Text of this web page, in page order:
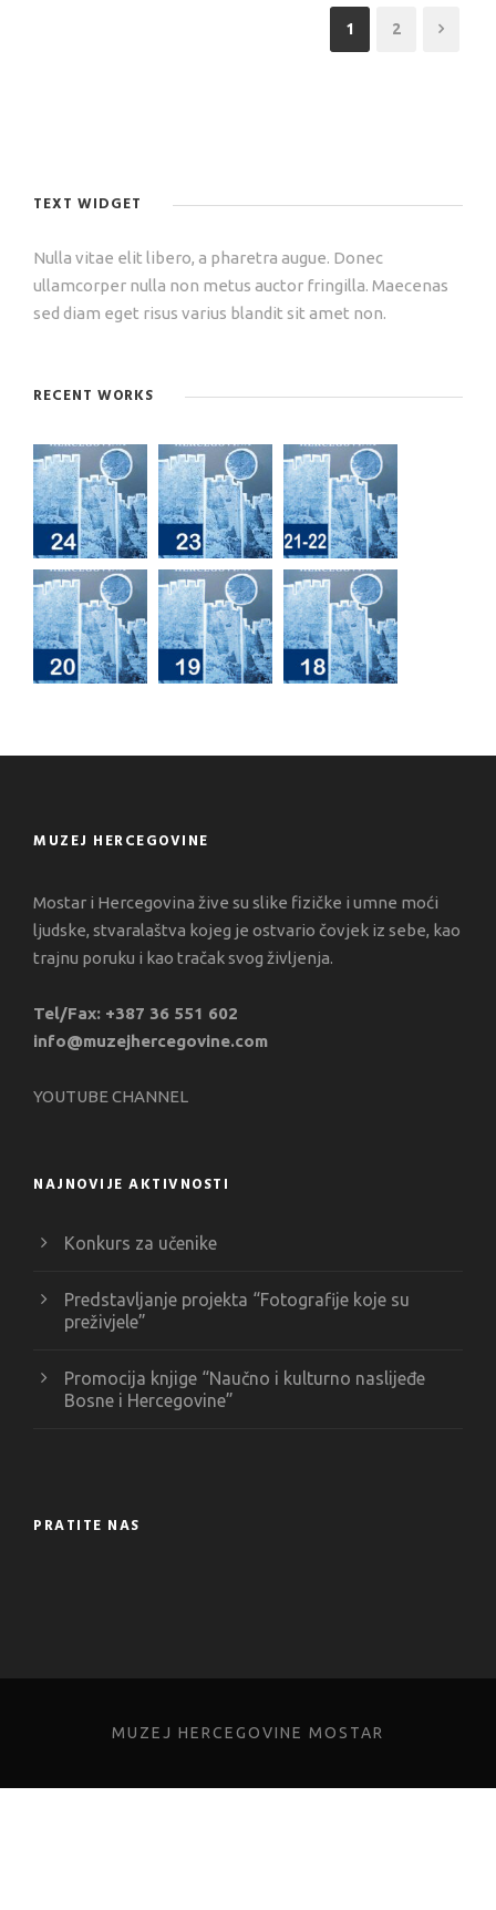
1 2
TEXT WIDGET
Nulla vitae elit libero, a pharetra augue. Donec
ullamcorper nulla non metus auctor fringilla. Maecenas
sed diam eget risus varius blandit sit amet non.
RECENT WORKS
MUZEJ HERCEGOVINE
Mostar i Hercegovina žive su slike fizičke i umne moći
ljudske, stvaralaštva kojeg je ostvario čovjek iz sebe, kao
trajnu poruku i kao tračak svog življenja.
Tel/Fax: +387 36 551 602
info@muzejhercegovine.com
YOUTUBE CHANNEL
NAJNOVIJE AKTIVNOSTI
Konkurs za učenike
Predstavljanje projekta “Fotografije koje su
preživjele”
Promocija knjige “Naučno i kulturno naslijeđe
Bosne i Hercegovine”
PRATITE NAS
MUZEJ HERCEGOVINE MOSTAR